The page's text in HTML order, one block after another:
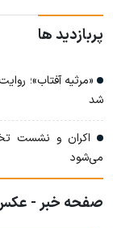
پربازدید ها
«مرثیه آفتاب»؛
شد
اکران و نشست
می‌شود
صفحه خبر -